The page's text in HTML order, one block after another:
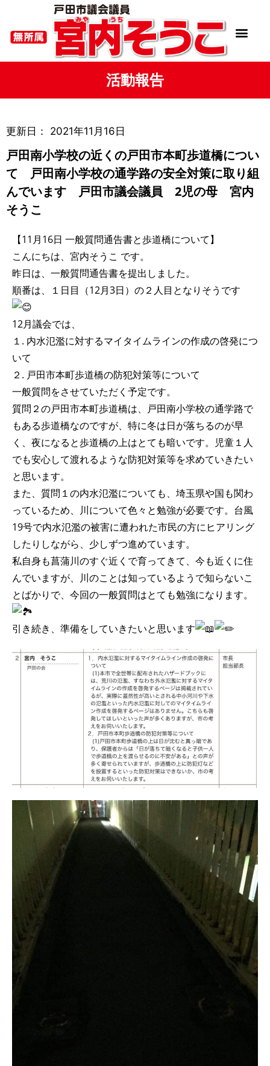
活動報告
更新日： 2021年11月16日
戸田南小学校の近くの戸田市本町歩道橋につい
て 戸田南小学校の通学路の安全対策に取り組
んでいます 戸田市議会議員 2児の母 宮内
そうこ
【11月16日 一般質問通告書と歩道橋について】
こんにちは、宮内そうこ です。
昨日は、一般質問通告書を提出しました。
順番は、１日目（12月3日）の２人目となりそうです
12月議会では、
１. 内水氾濫に対するマイタイムラインの作成の啓発につ
いて
２. 戸田市本町歩道橋の防犯対策等について
一般質問をさせていただく予定です。
質問２の戸田市本町歩道橋は、戸田南小学校の通学路で
もある歩道橋なのですが、特に冬は日が落ちるのが早
く、夜になると歩道橋の上はとても暗いです。児童１人
でも安心して渡れるような防犯対策等を求めていきたい
と思います。
また、質問１の内水氾濫についても、埼玉県や国も関わ
っているため、川について色々と勉強が必要です。台風
19号で内水氾濫の被害に遭われた市民の方にヒアリング
したりしながら、少しずつ進めています。
私自身も菖蒲川のすぐ近くで育ってきて、今も近くに住
んでいますが、川のことは知っているようで知らないこ
とばかりで、今回の一般質問はとても勉強になります。
引き続き、準備をしていきたいと思います